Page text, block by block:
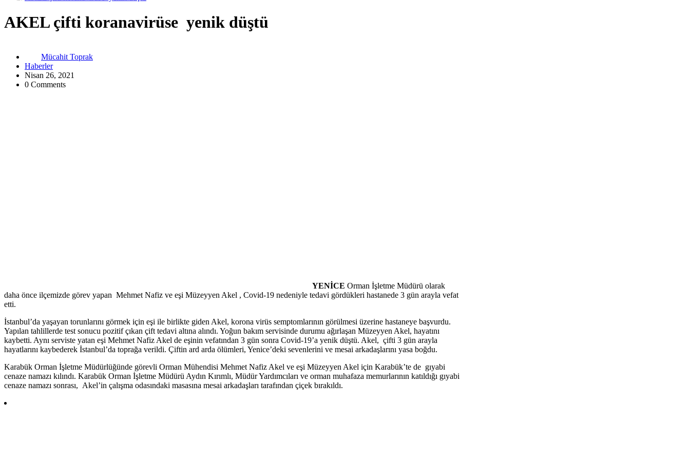
AKEL çifti koranavirüse yenik düştü
Mücahit Toprak
Haberler
Nisan 26, 2021
0 Comments
YENİCE Orman İşletme Müdürü olarak
daha önce ilçemizde görev yapan Mehmet Nafiz ve eşi Müzeyyen Akel , Covid-19 nedeniyle tedavi gördükleri hastanede 3 gün arayla vefat
etti.
İstanbul’da yaşayan torunlarını görmek için eşi ile birlikte giden Akel, korona virüs semptomlarının görülmesi üzerine hastaneye başvurdu.
Yapılan tahlillerde test sonucu pozitif çıkan çift tedavi altına alındı. Yoğun bakım servisinde durumu ağırlaşan Müzeyyen Akel, hayatını
kaybetti. Aynı serviste yatan eşi Mehmet Nafiz Akel de eşinin vefatından 3 gün sonra Covid-19’a yenik düştü. Akel, çifti 3 gün arayla
hayatlarını kaybederek İstanbul’da toprağa verildi. Çiftin ard arda ölümleri, Yenice’deki sevenlerini ve mesai arkadaşlarını yasa boğdu.
Karabük Orman İşletme Müdürlüğünde görevli Orman Mühendisi Mehmet Nafiz Akel ve eşi Müzeyyen Akel için Karabük’te de gıyabi
cenaze namazı kılındı. Karabük Orman İşletme Müdürü Aydın Kırımlı, Müdür Yardımcıları ve orman muhafaza memurlarının katıldığı gıyabi
cenaze namazı sonrası, Akel’in çalışma odasındaki masasına mesai arkadaşları tarafından çiçek bırakıldı.